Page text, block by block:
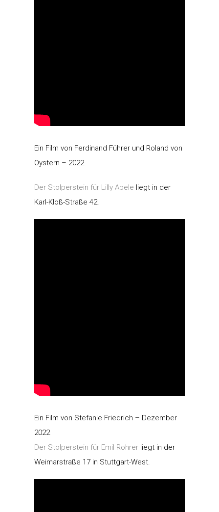
Ein Film von Ferdinand Führer und Roland von
Oystern – 2022
Der Stolperstein für Lilly Abele liegt in der
Karl-Kloß-Straße 42.
Ein Film von Stefanie Friedrich – Dezember
2022
Der Stolperstein für Emil Rohrer liegt in der
Weimarstraße 17 in Stuttgart-West.